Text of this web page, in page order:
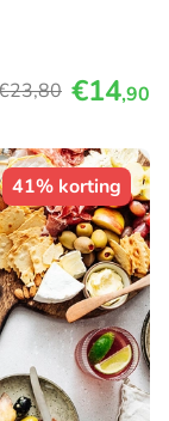
,80 €14,90
41% korting